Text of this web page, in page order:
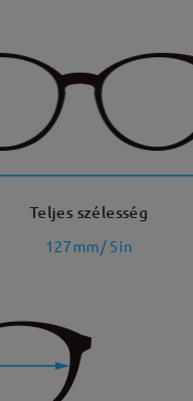
Teljes szélesség
127mm/ 5in